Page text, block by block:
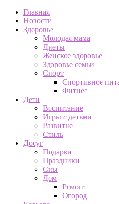
Главная
Новости
Здоровье
Молодая мама
Диеты
Женское здоровье
Здоровье семьи
Спорт
Спортивное
Фитнес
Дети
Воспитание
Игры с детьми
Развитие
Стиль
Досуг
Подарки
Праздники
Сны
Дом
Ремонт
Огород